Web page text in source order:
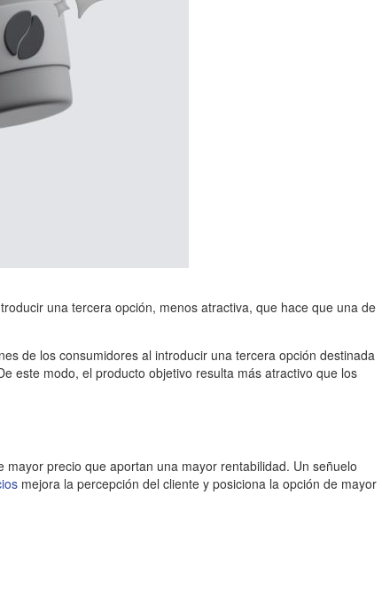
una tercera opción, menos atractiva, que hace que una de
de los consumidores al introducir una tercera opción destinada
este modo, el producto objetivo resulta más atractivo que los
precio que aportan una mayor rentabilidad. Un señuelo
mejora la percepción del cliente y posiciona la opción de mayor